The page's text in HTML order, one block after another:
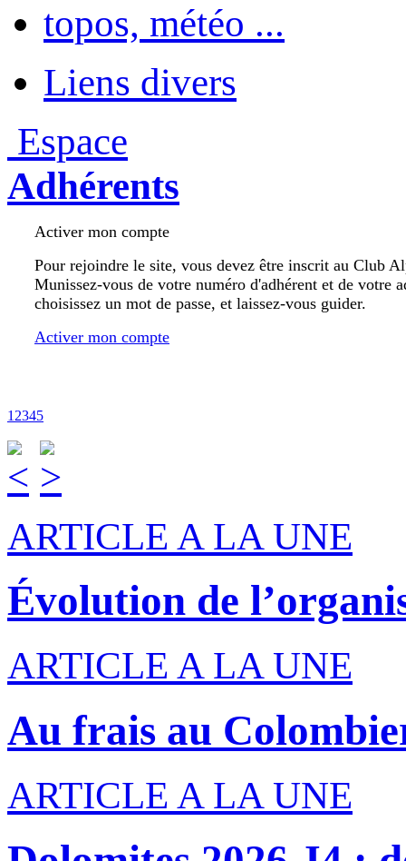
topos, météo ...
Liens divers
Espace
Adhérents
Activer mon compte
Pour rejoindre le site, vous devez être inscrit au Club
Munissez-vous de votre numéro d'adhérent et de votre
choisissez un mot de passe, et laissez-vous guider.
Activer mon compte
1 2345
ARTICLE A LA UNE
Évolution de
ARTICLE A LA UNE
Au frais au
ARTICLE A LA UNE